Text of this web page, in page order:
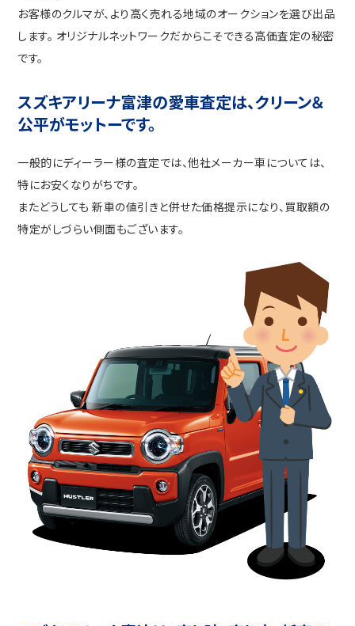
お客様のクルマが、より高く売れる地域のオークションを選び出品
します。 オリジナルネットワークだからこそできる高価査定の秘密
です。
スズキアリーナ富津の愛車査定は、クリーン＆
公平がモットーです。
一般的にディーラー様の査定では、他社メーカー車については、
特にお安くなりがちです。
またどうしても 新車の値引きと併せた価格提示になり、買取額の
特定がしづらい側面もございます。